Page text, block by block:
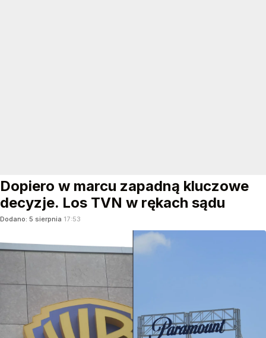
Dopiero w marcu zapadną kluczowe
decyzje. Los TVN w rękach sądu
Dodano: 5 sierpnia 17:53